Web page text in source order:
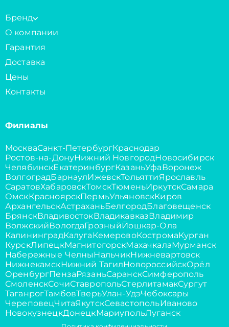
Бренд
О компании
Гарантия
Доставка
Цены
Контакты
Филиалы
МоскваСанкт-ПетербургКраснодар
Ростов-на-ДонуНижний НовгородНовосибирск
ЧелябинскЕкатеринбургКазаньУфаВоронеж
ВолгоградБарнаулИжевскТольяттиЯрославль
СаратовХабаровскТомскТюменьИркутскСамара
ОмскКрасноярскПермьУльяновскКиров
АрхангельскАстраханьБелгородБлаговещенск
БрянскВладивостокВладикавказВладимир
ВолжскийВологдаГрозныйЙошкар-Ола
КалининградКалугаКемеровоКостромаКурган
КурскЛипецкМагнитогорскМахачкалаМурманск
Набережные ЧелныНальчикНижневартовск
НижнекамскНижний ТагилНовороссийскОрёл
ОренбургПензаРязаньСаранскСимферополь
СмоленскСочиСтавропольСтерлитамакСургут
ТаганрогТамбовТверьУлан-УдэЧебоксары
ЧереповецЧитаЯкутскСевастопольИваново
НовокузнецкДонецкМариупольЛуганск